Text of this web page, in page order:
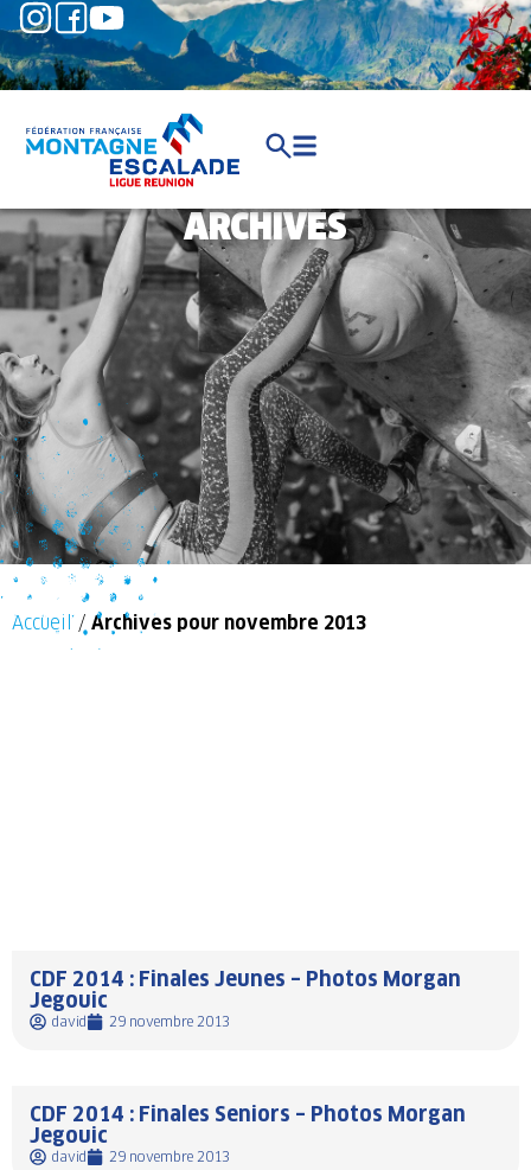
ARCHIVES
Accueil/ Archives pour novembre 2013
CDF 2014 : Finales Jeunes – Photos Morgan
Jegouic
david 29 novembre 2013
CDF 2014 : Finales Seniors – Photos Morgan
Jegouic
david 29 novembre 2013